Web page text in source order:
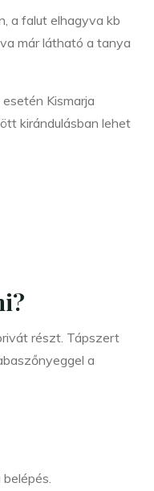
a falut elhagyva kb
már látható a tanya
Kismarja
kirándulásban lehet
részt. Tápszert
a